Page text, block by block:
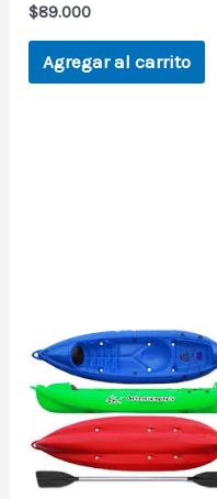
$89.000
Agregar al carrito